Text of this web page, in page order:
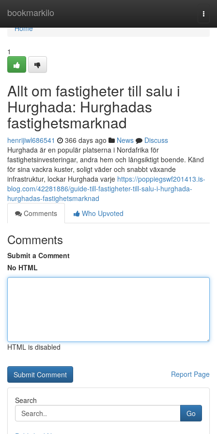
bookmarkilo
Home
Home
1
Allt om fastigheter till salu i
Hurghada: Hurghadas
fastighetsmarknad
henrijiwl686541 366 days ago News
Discuss
Hurghada är en populär platserna i Nordafrika för
fastighetsinvesteringar, andra hem och långsiktigt boende. Känd
för sina vackra kuster, soligt väder och snabbt växande
infrastruktur, lockar Hurghada varje https://poppiegswf201413.is-
blog.com/42281886/guide-till-fastigheter-till-salu-i-hurghada-
hurghadas-fastighetsmarknad
Comments
Who Upvoted
Comments
Submit a Comment
No HTML
HTML is disabled
Report Page
Search
Go